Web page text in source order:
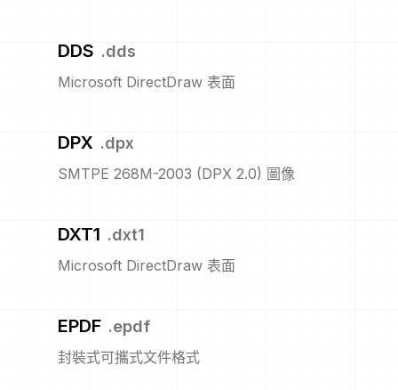
DDS .dds
Microsoft DirectDraw 表面
DPX .dpx
SMTPE 268M-2003 (DPX 2.0) 圖像
DXT1 .dxt1
Microsoft DirectDraw 表面
EPDF .epdf
封裝式可攜式文件格式